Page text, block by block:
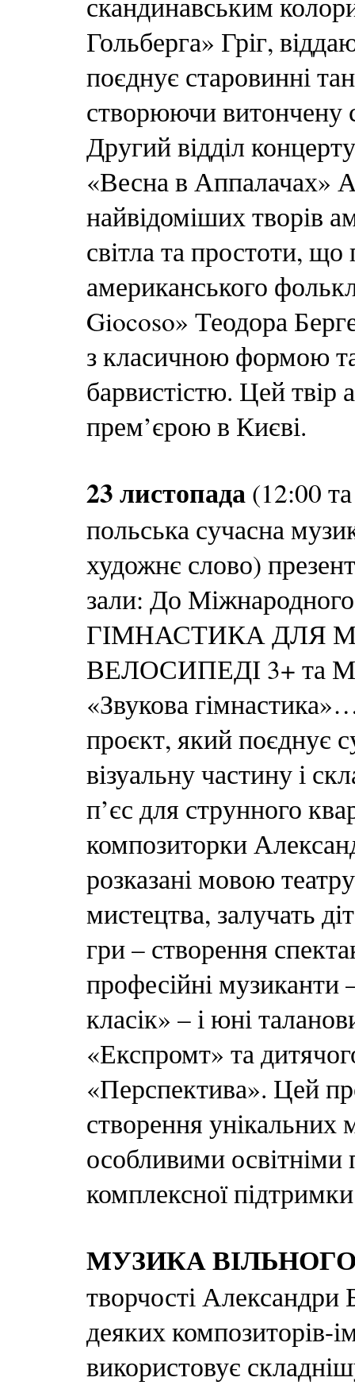
Гольберга» Гріг,
поєднує старовинні
створюючи витончену
Другий відділ
«Весна в Аппалачах»
найвідоміших творів
світла та простоти,
американського
Giocoso» Теодора
з класичною формою
барвистістю. Цей твір
прем’єрою в Києві.
23 листопада (12:00
польська сучасна
художнє слово)
зали: До
ГІМНАСТИКА ДЛЯ
ВЕЛОСИПЕДІ 3+ та
«Звукова
проєкт, який поєднує
візуальну частину і
п’єс для струнного
композиторки
розказані мовою
мистецтва, залучать
гри – створення
професійні
класік» – і юні
«Експромт» та
«Перспектива». Цей
створення унікальних
особливими
комплексної
МУЗИКА
творчості Александри
деяких композиторів-
використовує